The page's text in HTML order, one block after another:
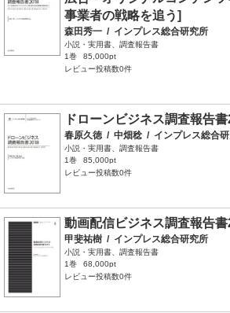
事業者の戦略を追う]
森田秀一 / インプレス総合研究所
小説・実用書、調査報告書
1巻
85,000pt
レビュー投稿数0件
ドローンビジネス調査報告
春原久徳 / 中畑稔 / インプレス総合
小説・実用書、調査報告書
1巻
85,000pt
レビュー投稿数0件
動画配信ビジネス調査報告
甲斐祐樹 / インプレス総合研究所
小説・実用書、調査報告書
1巻
68,000pt
レビュー投稿数0件